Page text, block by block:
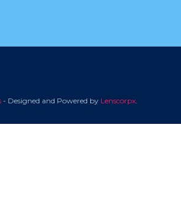
- Designed and Powered by Lenscorpx